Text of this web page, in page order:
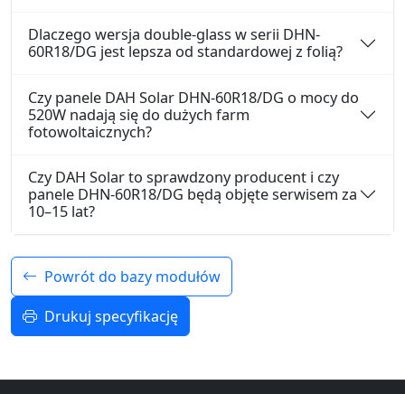
Dlaczego wersja double-glass w serii DHN-
60R18/DG jest lepsza od standardowej z folią?
Czy panele DAH Solar DHN-60R18/DG o mocy do
520W nadają się do dużych farm
fotowoltaicznych?
Czy DAH Solar to sprawdzony producent i czy
panele DHN-60R18/DG będą objęte serwisem za
10–15 lat?
Powrót do bazy modułów
Drukuj specyfikację